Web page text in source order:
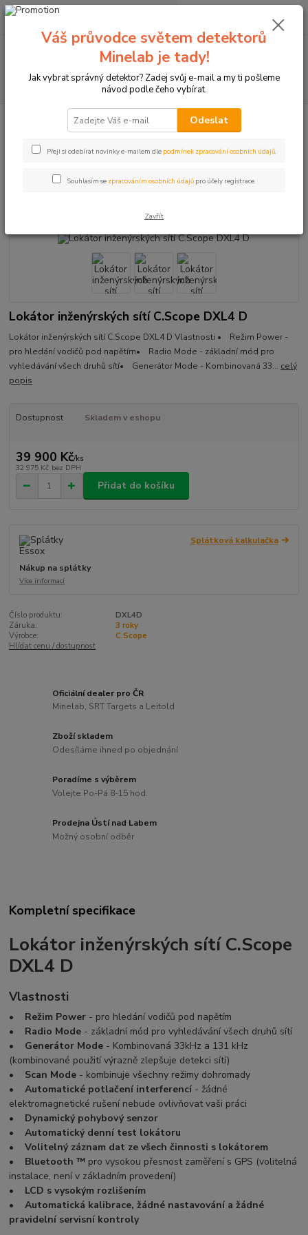
Hledat
+420774877333
0 Kč
Průmyslové detektory Lokátory inženýrských sítí
inženýrských sítí C.Scope DXL4 D
Lokátor inženýrských sítí C.Scope
DXL4 D
Lokátor inženýrských sítí C.Scope DXL4 D
Lokátor inženýrských sítí C.Scope DXL4 D Vlastnosti • Režim Power -
pro hledání vodičů pod napětím• Radio Mode - základní mód pro
vyhledávání všech druhů sítí• Generátor Mode - Kombinovaná 33... celý
popis
Dostupnost Skladem v eshopu
39 900 Kč/ks
32 975 Kč bez DPH
Přidat do košíku
Splátková kalkulačka
Nákup na splátky
Více informací
Číslo produktu:
DXL4D
Záruka:
3 roky
Výrobce:
C.Scope
Hlídat cenu / dostupnost
Oficiální dealer pro ČR
Minelab, SRT Targets a Leitold
Zboží skladem
Odesíláme ihned po objednání
Poradíme s výběrem
Volejte Po-Pá 8-15 hod.
Prodejna Ústí nad Labem
Možný osobní odběr
Kompletní specifikace
Lokátor inženýrských sítí C.Scope
DXL4 D
Vlastnosti
• Režim Power - pro hledání vodičů pod napětím
• Radio Mode - základní mód pro vyhledávání všech druhů sítí
• Generátor Mode - Kombinovaná 33kHz a 131 kHz
(kombinované použití výrazně zlepšuje detekci sítí)
• Scan Mode - kombinuje všechny režimy dohromady
•
Automatické potlačení interferencí - žádné
elektromagnetické rušení nebude ovlivňovat vaši práci
• Dynamický pohybový senzor
•Automatický denní test lokátoru
•Volitelný záznam dat ze všech činnosti s lokátorem
• Bluetooth ™ pro vysokou přesnost zaměření s GPS (volitelná
instalace, není v základním provedení)
•
LCD s vysokým rozlišením
•Automatická kalibrace, žádné nastavování a žádné
pravidelní servisní kontroly
Váš průvodce světem detektorů
Minelab je tady!
Jak vybrat správný detektor? Zadej svůj e-mail a my ti pošleme
návod podle čeho vybírat.
Odeslat
Přeji si odebírat novinky e-mailem dle podmínek zpracování osobních údajů.
Souhlasím se zpracováním osobních údajů pro účely registrace.
Zavřít